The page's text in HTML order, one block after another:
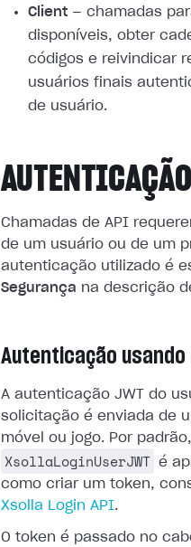
Client — chamadas
disponíveis, obter
códigos e reivindicar
usuários finais
de usuário.
AUTENTICAÇÃO
Chamadas de API
de um usuário ou de um
autenticação utilizado é
Segurança na descrição
Autenticação usando
A autenticação JWT do
solicitação é enviada de
móvel ou jogo. Por
XsollaLoginUserJWT é
como criar um token,
Xsolla Login API.
O token é passado no